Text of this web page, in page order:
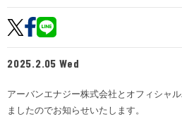
ホームタウン
トップチーム
試合日程
チケット
チケットガイド
席種・価格表
チケット購入方法
チーム
選手・スタッフ
観戦ガイド
2025.2.05 Wed
アーバンエナジー株式会社とオフィシャ
ましたのでお知らせいたします。